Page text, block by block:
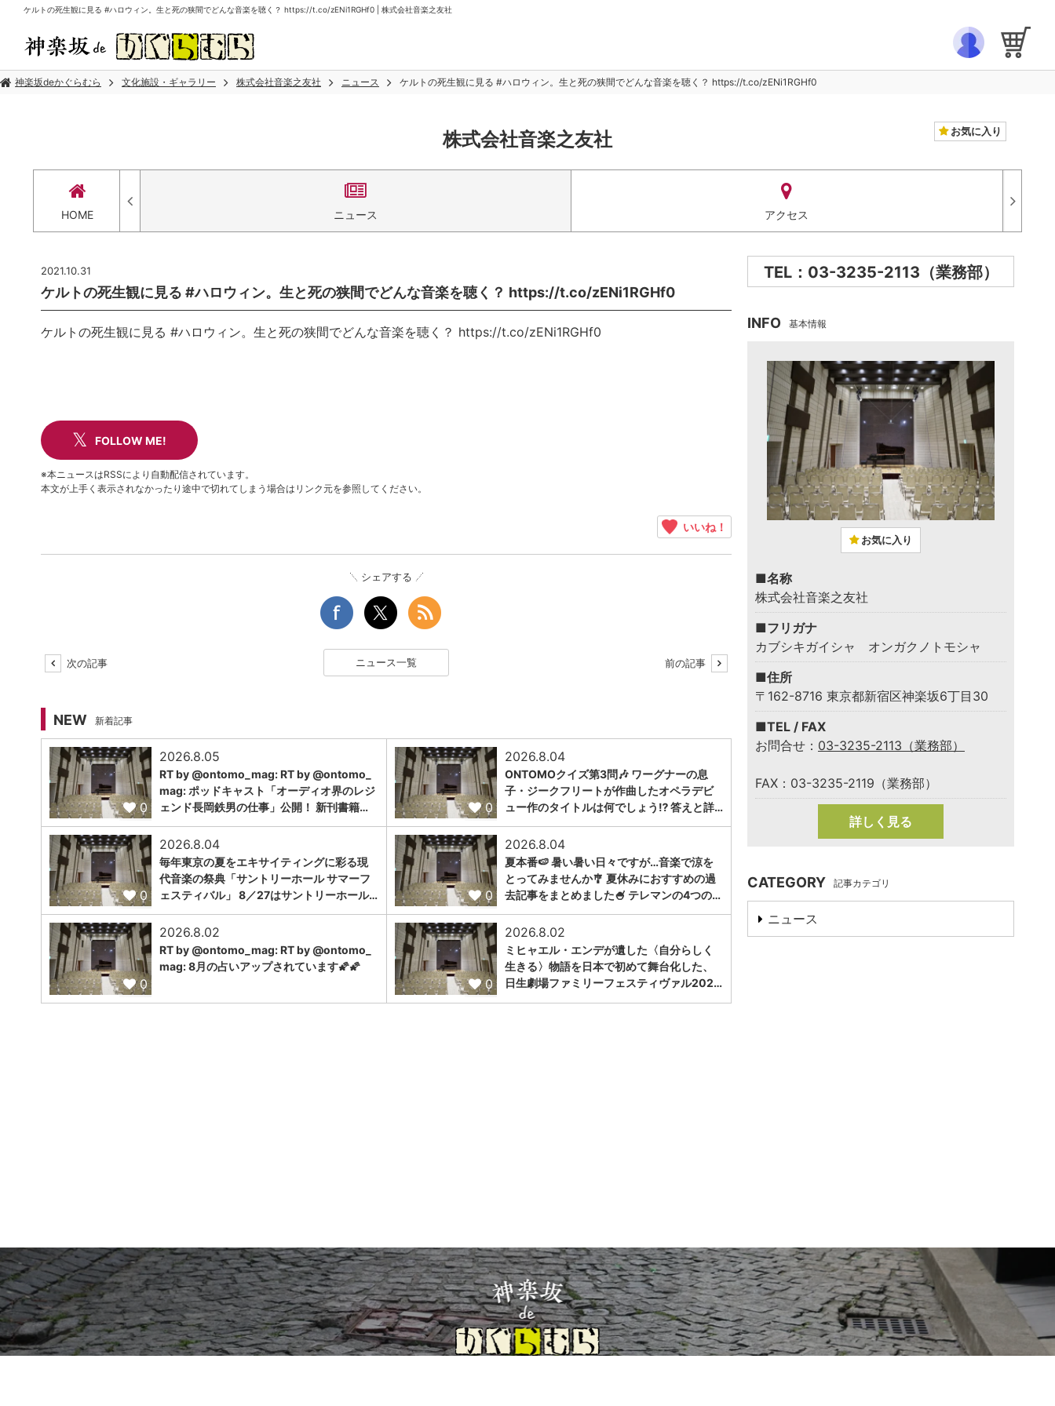
ケルトの死生観に見る #ハロウィン。生と死の狭間でどんな音楽を聴く？ https://t.co/zENi1RGHf0 | 株式会社音楽之友社
神楽坂deかぐらむら 文化施設・ギャラリー 株式会社音楽之友社 ニュース ケルトの死生観に見る #ハロウィン。生と死の狭間でどんな音楽を聴く？ https://t.co/zENi1RGHf0
株式会社音楽之友社 お気に入り
HOME ニュース アクセス
2021.10.31
ケルトの死生観に見る #ハロウィン。生と死の狭間でどんな音楽を聴く？ https://t.co/zENi1RGHf0
ケルトの死生観に見る #ハロウィン。生と死の狭間でどんな音楽を聴く？ https://t.co/zENi1RGHf0
FOLLOW ME!
※本ニュースはRSSにより自動配信されています。
本文が上手く表示されなかったり途中で切れてしまう場合はリンク元を参照してください。
いいね！
シェアする
次の記事 ニュース一覧 前の記事
NEW 新着記事
0
2026.8.05
RT by @ontomo_mag: RT by @ontomo_
mag: ポッドキャスト「オーディオ界のレジ
ェンド長岡鉄男の仕事」公開！ 新刊書籍…
0
2026.8.04
ONTOMOクイズ第3問🎶 ワーグナーの息
子・ジークフリートが作曲したオペラデビ
ュー作のタイトルは何でしょう⁉️ 答えと詳…
0
2026.8.04
毎年東京の夏をエキサイティングに彩る現
代音楽の祭典「サントリーホール サマーフ
ェスティバル」 8／27はサントリーホール…
0
2026.8.04
夏本番🍉 暑い暑い日々ですが…音楽で涼を
とってみませんか🎐 夏休みにおすすめの過
去記事をまとめました🍧 テレマンの4つの…
0
2026.8.02
RT by @ontomo_mag: RT by @ontomo_
mag: 8月の占いアップされています🌠🌠
0
2026.8.02
ミヒャエル・エンデが遺した〈自分らしく
生きる〉物語を日本で初めて舞台化した、
日生劇場ファミリーフェスティヴァル202…
TEL：03-3235-2113（業務部）
INFO 基本情報
お気に入り
■名称
株式会社音楽之友社
■フリガナ
カブシキガイシャ オンガクノトモシャ
■住所
〒162-8716 東京都新宿区神楽坂6丁目30
■TEL / FAX
お問合せ： 03-3235-2113（業務部）
FAX：03-3235-2119（業務部）
詳しく見る
CATEGORY 記事カテゴリ
ニュース